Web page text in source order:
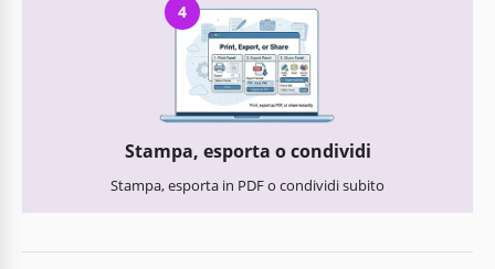
4
Stampa, esporta o condividi
Stampa, esporta in PDF o condividi subito